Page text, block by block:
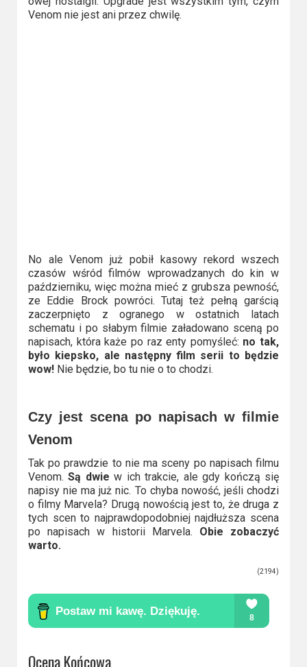
Venom nie jest ani przez chwilę.
No ale Venom już pobił kasowy rekord wszech
czasów wśród filmów wprowadzanych do kin w
październiku, więc można mieć z grubsza pewność,
ze Eddie Brock powróci. Tutaj też pełną garścią
zaczerpnięto z ogranego w ostatnich latach
schematu i po słabym filmie załadowano sceną po
napisach, która każe po raz enty pomyśleć: no tak,
było kiepsko, ale następny film serii to będzie
wow!Nie będzie, bo tu nie o to chodzi.
Czy jest scena po napisach w filmie
Venom
Tak po prawdzie to nie ma sceny po napisach filmu
Venom.Są dwie w ich trakcie, ale gdy kończą się
napisy nie ma już nic. To chyba nowość, jeśli chodzi
o filmy Marvela? Drugą nowością jest to, że druga z
tych scen to najprawdopodobniej najdłuższa scena
po napisach w historii Marvela. Obie zobaczyć
warto.
(2194)
Ocena Końcowa